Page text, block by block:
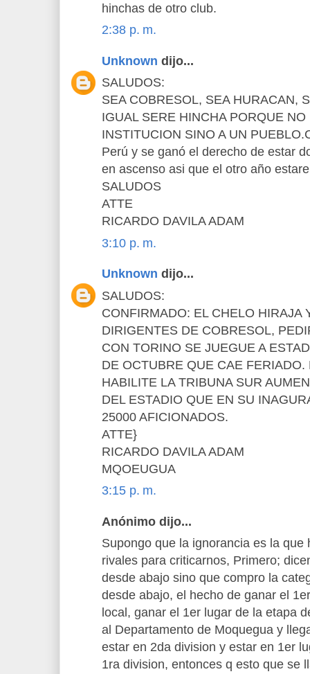
hinchas de otro club.
2:38 p. m.
Unknown dijo...
SALUDOS:
SEA COBRESOL, SEA HURACAN,
IGUAL SERE HINCHA PORQUE
INSTITUCION SINO A UN
Perú y se ganó el derecho de estar
en ascenso asi que el otro año
SALUDOS
ATTE
RICARDO DAVILA ADAM
3:10 p. m.
Unknown dijo...
SALUDOS:
CONFIRMADO: EL CHELO HIRAJA
DIRIGENTES DE COBRESOL,
CON TORINO SE JUEGUE A
DE OCTUBRE QUE CAE
HABILITE LA TRIBUNA SUR
DEL ESTADIO QUE EN SU
25000 AFICIONADOS.
ATTE}
RICARDO DAVILA ADAM
MQOEUGUA
3:15 p. m.
Anónimo dijo...
Supongo que la ignorancia es la que
rivales para criticarnos, Primero;
desde abajo sino que compro la
desde abajo, el hecho de ganar el
local, ganar el 1er lugar de la etapa
al Departamento de Moquegua y
estar en 2da division y estar en 1er
1ra division, entonces q esto que se